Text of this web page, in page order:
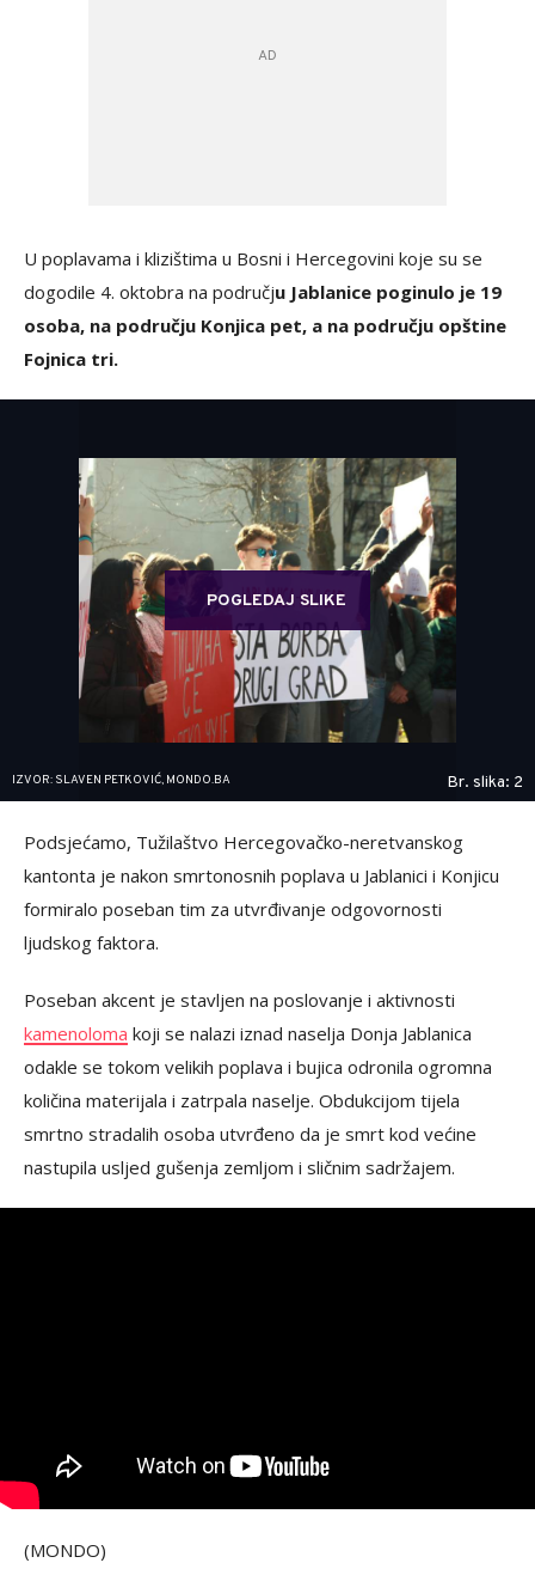
U poplavama i klizištima u Bosni i Hercegovini koje su se
dogodile 4. oktobra na području Jablanice poginulo je 19
osoba, na području Konjica pet, a na području opštine
Fojnica tri.
POGLEDAJ SLIKE
IZVOR: SLAVEN PETKOVIĆ, MONDO.BA Br. slika: 2
Podsjećamo, Tužilaštvo Hercegovačko-neretvanskog
kantonta je nakon smrtonosnih poplava u Jablanici i Konjicu
formiralo poseban tim za utvrđivanje odgovornosti
ljudskog faktora.
Poseban akcent je stavljen na poslovanje i aktivnosti
kamenoloma koji se nalazi iznad naselja Donja Jablanica
odakle se tokom velikih poplava i bujica odronila ogromna
količina materijala i zatrpala naselje. Obdukcijom tijela
smrtno stradalih osoba utvrđeno da je smrt kod većine
nastupila usljed gušenja zemljom i sličnim sadržajem.
(MONDO)